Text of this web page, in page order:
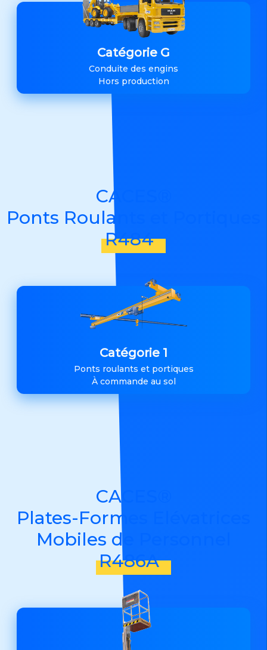
Catégorie G
Conduite des engins
Hors production
CACES®
Ponts Roulants et Portiques
R484
Catégorie 1
Ponts roulants et portiques
À commande au sol
CACES®
Plates-Formes Elévatrices
Mobiles de Personnel
R486A